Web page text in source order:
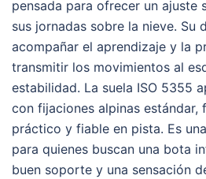
pensada para ofrecer un ajuste
sus jornadas sobre la nieve. Su
acompañar el aprendizaje y la
transmitir los movimientos al
estabilidad. La suela ISO 5355
con fijaciones alpinas estándar,
práctico y fiable en pista. Es
para quienes buscan una bota
buen soporte y una sensación